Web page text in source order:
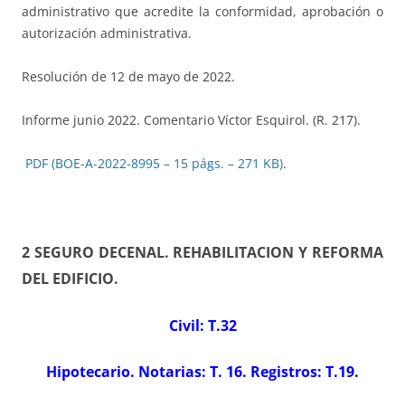
administrativo que acredite la conformidad, aprobación o
autorización administrativa.
Resolución de 12 de mayo de 2022.
Informe junio 2022. Comentario Víctor Esquirol. (R. 217).
PDF (BOE-A-2022-8995 – 15 págs. – 271 KB).
2 SEGURO DECENAL. REHABILITACION Y REFORMA
DEL EDIFICIO.
Civil: T.32
Hipotecario. Notarias: T. 16. Registros: T.19.